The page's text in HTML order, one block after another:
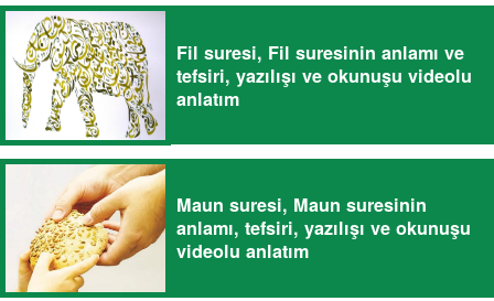
Fil suresi, Fil suresinin anlamı ve
tefsiri, yazılışı ve okunuşu videolu
anlatım
Maun suresi, Maun suresinin
anlamı, tefsiri, yazılışı ve okunuşu
videolu anlatım